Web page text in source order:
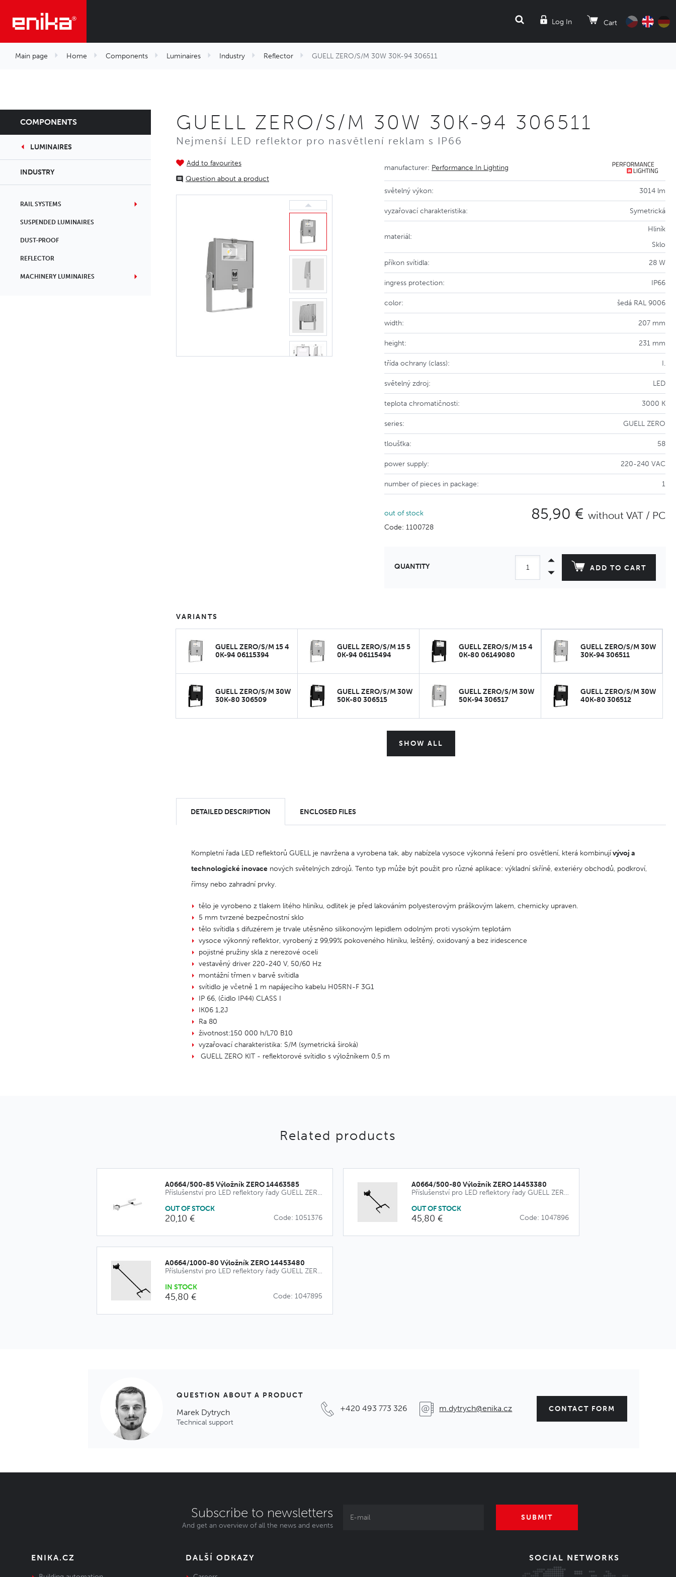
Log In Cart
SEARCH
Main page Home Components Luminaires Industry Reflector GUELL ZERO/S/M 30W 30K-94 306511
COMPONENTS
LUMINAIRES
INDUSTRY
RAIL SYSTEMS
SUSPENDED LUMINAIRES
DUST-PROOF
REFLECTOR
MACHINERY LUMINAIRES
GUELL ZERO/S/M 30W 30K-94 306511
Nejmenší LED reflektor pro nasvětlení reklam s IP66
Add to favourites
Question about a product
manufacturer: Performance In Lighting
světelný výkon: 3014 lm
vyzařovací charakteristika: Symetrická
materiál:
Hliník
Sklo
příkon svítidla: 28 W
ingress protection: IP66
color: šedá RAL 9006
width: 207 mm
height: 231 mm
třída ochrany (class): I.
světelný zdroj: LED
teplota chromatičnosti: 3000 K
series: GUELL ZERO
tloušťka: 58
power supply: 220-240 VAC
number of pieces in package: 1
out of stock
Code: 1100728
85,90 € without VAT / PC
QUANTITY ADD TO CART
VARIANTS
GUELL ZERO/S/M 15 4
0K-94 06115394
GUELL ZERO/S/M 15 5
0K-94 06115494
GUELL ZERO/S/M 15 4
0K-80 06149080
GUELL ZERO/S/M 30W
30K-94 306511
GUELL ZERO/S/M 30W
30K-80 306509
GUELL ZERO/S/M 30W
50K-80 306515
GUELL ZERO/S/M 30W
50K-94 306517
GUELL ZERO/S/M 30W
40K-80 306512
SHOW ALL
DETAILED DESCRIPTION ENCLOSED FILES
Kompletní řada LED reflektorů GUELL je navržena a vyrobena tak, aby nabízela vysoce výkonná řešení pro osvětlení, která kombinujívývoj a
technologické inovace nových světelných zdrojů. Tento typ může být použit pro různé aplikace: výkladní skříně, exteriéry obchodů, podkroví,
římsy nebo zahradní prvky.
tělo je vyrobeno z tlakem litého hliníku, odlitek je před lakováním polyesterovým práškovým lakem, chemicky upraven.
5 mm tvrzené bezpečnostní sklo
tělo svítidla s difuzérem je trvale utěsněno silikonovým lepidlem odolným proti vysokým teplotám
vysoce výkonný reflektor, vyrobený z 99,99% pokoveného hliníku, leštěný, oxidovaný a bez iridescence
pojistné pružiny skla z nerezové oceli
vestavěný driver 220-240 V, 50/60 Hz
montážní třmen v barvě svítidla
svítidlo je včetně 1 m napájecího kabelu H05RN-F 3G1
IP 66, (čidlo IP44) CLASS I
IK06 1,2J
Ra 80
životnost:150 000 h/L70 B10
vyzařovací charakteristika: S/M (symetrická široká)
GUELL ZERO KIT - reflektorové svítidlo s výložníkem 0,5 m
Related products
A0664/500-85 Výložník ZERO 14463585
Příslušenství pro LED reflektory řady GUELL ZERO
OUT OF STOCK
20,10 € Code: 1051376
A0664/500-80 Výložník ZERO 14453380
Příslušenství pro LED reflektory řady GUELL ZERO
OUT OF STOCK
45,80 € Code: 1047896
A0664/1000-80 Výložník ZERO 14453480
Příslušenství pro LED reflektory řady GUELL ZERO
IN STOCK
45,80 € Code: 1047895
QUESTION ABOUT A PRODUCT
Marek Dytrych
Technical support
+420 493 773 326 m.dytrych@enika.cz CONTACT FORM
Subscribe to newsletters
And get an overview of all the news and events
SUBMIT
ENIKA.CZ DALŠÍ ODKAZY SOCIAL NETWORKS